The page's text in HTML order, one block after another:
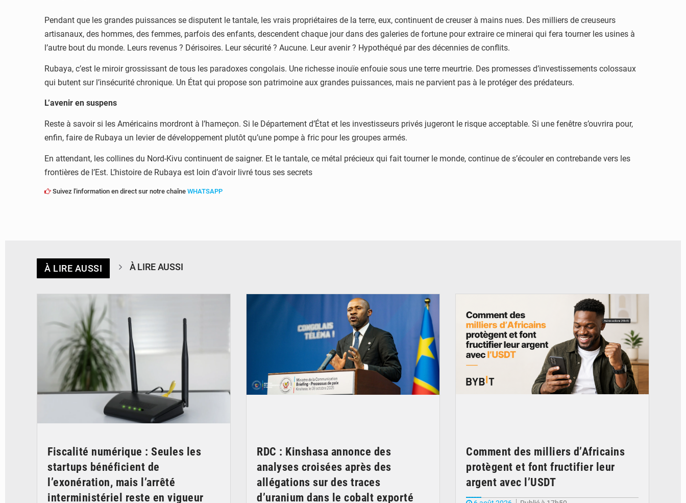
Pendant que les grandes puissances se disputent le tantale, les vrais propriétaires de la terre, eux, continuent de creuser à mains nues. Des milliers de creuseurs
artisanaux, des hommes, des femmes, parfois des enfants, descendent chaque jour dans des galeries de fortune pour extraire ce minerai qui fera tourner les usines à
l’autre bout du monde. Leurs revenus ? Dérisoires. Leur sécurité ? Aucune. Leur avenir ? Hypothéqué par des décennies de conflits.
Rubaya, c’est le miroir grossissant de tous les paradoxes congolais. Une richesse inouïe enfouie sous une terre meurtrie. Des promesses d’investissements colossaux
qui butent sur l’insécurité chronique. Un État qui propose son patrimoine aux grandes puissances, mais ne parvient pas à le protéger des prédateurs.
L’avenir en suspens
Reste à savoir si les Américains mordront à l’hameçon. Si le Département d’État et les investisseurs privés jugeront le risque acceptable. Si une fenêtre s’ouvrira pour,
enfin, faire de Rubaya un levier de développement plutôt qu’une pompe à fric pour les groupes armés.
En attendant, les collines du Nord-Kivu continuent de saigner. Et le tantale, ce métal précieux qui fait tourner le monde, continue de s’écouler en contrebande vers les
frontières de l’Est. L’histoire de Rubaya est loin d’avoir livré tous ses secrets
Suivez l'information en direct sur notre chaîne WHATSAPP
À LIRE AUSSI À LIRE AUSSI
Fiscalité numérique : Seules les
startups bénéficient de
l’exonération, mais l’arrêté
interministériel reste en vigueur
RDC : Kinshasa annonce des
analyses croisées après des
allégations sur des traces
d’uranium dans le cobalt exporté
Comment des milliers d’Africains
protègent et font fructifier leur
argent avec l’USDT